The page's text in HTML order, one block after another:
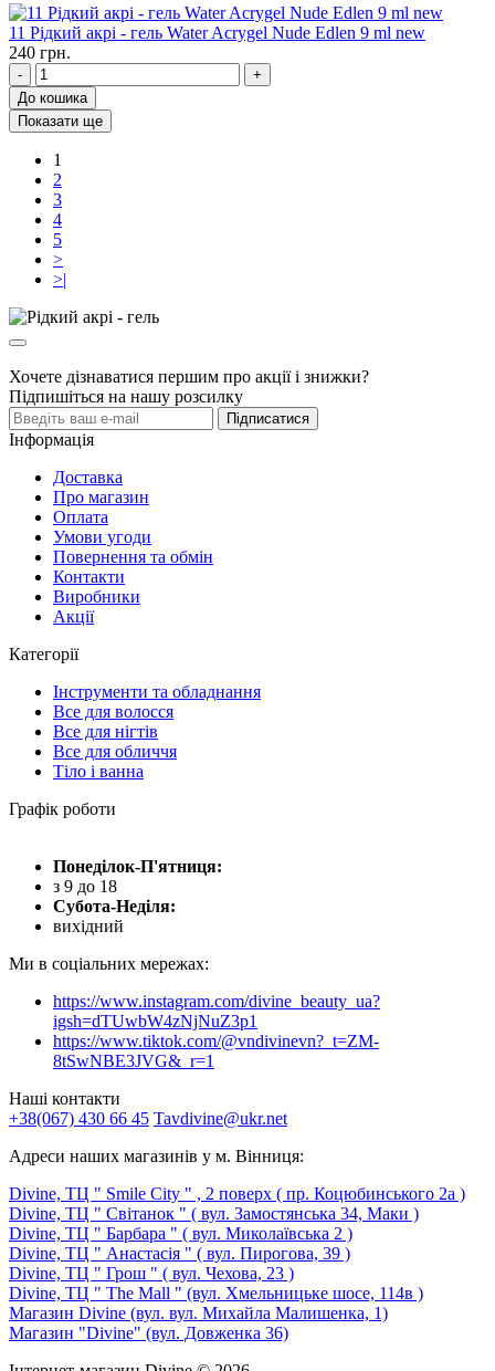
11 Рідкий акрі - гель Water Acrygel Nude Edlen 9 ml new
240 грн.
-
+
До кошика
Показати ще
1
2
3
4
5
>
>|
Хочете дізнаватися першим про акції і знижки?
Підпишіться на нашу розсилку
Підписатися
Інформація
Доставка
Про магазин
Оплата
Умови угоди
Повернення та обмін
Контакти
Виробники
Акції
Категорії
Інструменти та обладнання
Все для волосся
Все для нігтів
Все для обличчя
Тіло і ванна
Графік роботи
Понеділок-П'ятниця:
з 9 до 18
Субота-Неділя:
вихідний
Ми в соціальних мережах:
https://www.instagram.com/divine_beauty_ua?
igsh=dTUwbW4zNjNuZ3p1
https://www.tiktok.com/@vndivinevn?_t=ZM-
8tSwNBE3JVG&_r=1
Наші контакти
+38(067) 430 66 45 Tavdivine@ukr.net
Адреси наших магазинів у м. Вінниця:
Divine, ТЦ " Smile City " , 2 поверх ( пр. Коцюбинського 2а )
Divine, ТЦ " Світанок " ( вул. Замостянська 34, Маки )
Divine, ТЦ " Барбара " ( вул. Миколаївська 2 )
Divine, ТЦ " Анастасія " ( вул. Пирогова, 39 )
Divine, ТЦ " Грош " ( вул. Чехова, 23 )
Divine, ТЦ " The Mall " (вул. Хмельницьке шосе, 114в )
Магазин Divine (вул. вул. Михайла Малишенка, 1)
Магазин "Divine" (вул. Довженка 36)